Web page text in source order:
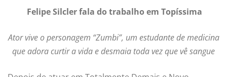
Felipe Silcler fala do trabalho em Topíssima
Ator vive o personagem “Zumbi”, um estudante de medicina
que adora curtir a vida e desmaia toda vez que vê sangue